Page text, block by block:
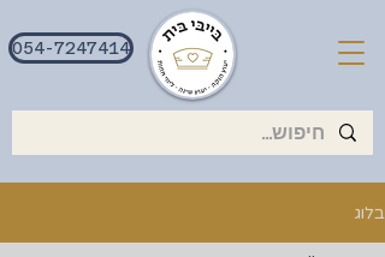
054-7247414
בלוג